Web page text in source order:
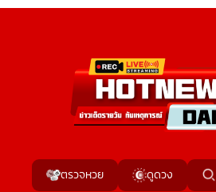
ตรวจหวย ดูดวง